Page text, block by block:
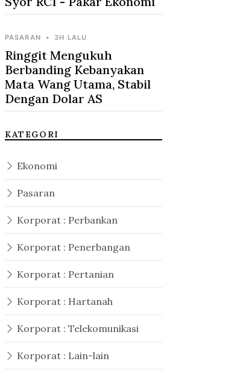
PASARAN • 3H LALU
Ringgit Mengukuh
Berbanding Kebanyakan
Mata Wang Utama, Stabil
Dengan Dolar AS
KATEGORI
Ekonomi
Pasaran
Korporat : Perbankan
Korporat : Penerbangan
Korporat : Pertanian
Korporat : Hartanah
Korporat : Telekomunikasi
Korporat : Lain-lain